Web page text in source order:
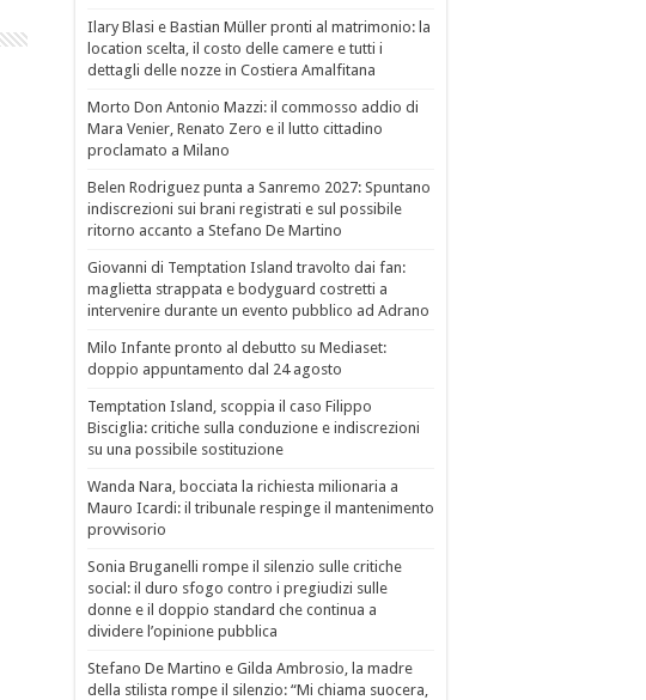
Ilary Blasi e Bastian Müller pronti al matrimonio: la
location scelta, il costo delle camere e tutti i
dettagli delle nozze in Costiera Amalfitana
Morto Don Antonio Mazzi: il commosso addio di
Mara Venier, Renato Zero e il lutto cittadino
proclamato a Milano
Belen Rodriguez punta a Sanremo 2027: Spuntano
indiscrezioni sui brani registrati e sul possibile
ritorno accanto a Stefano De Martino
Giovanni di Temptation Island travolto dai fan:
maglietta strappata e bodyguard costretti a
intervenire durante un evento pubblico ad Adrano
Milo Infante pronto al debutto su Mediaset:
doppio appuntamento dal 24 agosto
Temptation Island, scoppia il caso Filippo
Bisciglia: critiche sulla conduzione e indiscrezioni
su una possibile sostituzione
Wanda Nara, bocciata la richiesta milionaria a
Mauro Icardi: il tribunale respinge il mantenimento
provvisorio
Sonia Bruganelli rompe il silenzio sulle critiche
social: il duro sfogo contro i pregiudizi sulle
donne e il doppio standard che continua a
dividere l’opinione pubblica
Stefano De Martino e Gilda Ambrosio, la madre
della stilista rompe il silenzio: “Mi chiama suocera,